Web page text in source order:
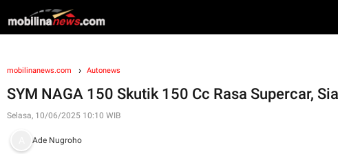
mobilinanews.com Autonews
SYM NAGA 150 Skutik 150 Cc Rasa Supercar,
Selasa, 10/06/2025 10:10 WIB
Ade Nugroho